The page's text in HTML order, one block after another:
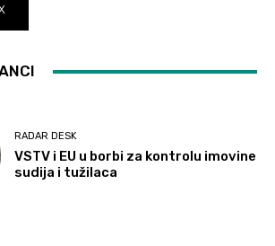
RADAR DESK
VSTV i EU u borbi za kontrolu imovine
sudija i tužilaca